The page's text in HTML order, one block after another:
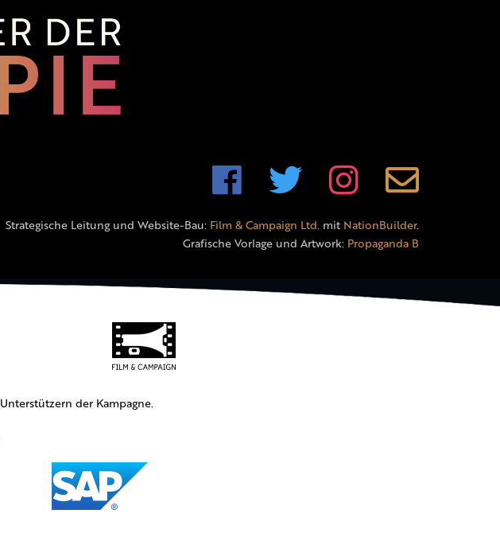
Strategische Leitung und Website-Bau: Film & Campaign Ltd. mit NationBuilder.
Grafische Vorlage und Artwork: Propaganda B
der Kampagne.